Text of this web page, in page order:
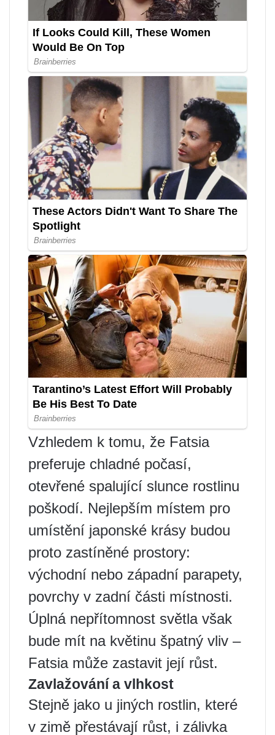
Vzhledem k tomu, že Fatsia
preferuje chladné počasí,
otevřené spalující slunce rostlinu
poškodí. Nejlepším místem pro
umístění japonské krásy budou
proto zastíněné prostory:
východní nebo západní parapety,
povrchy v zadní části místnosti.
Úplná nepřítomnost světla však
bude mít na květinu špatný vliv –
Fatsia může zastavit její růst.
Zavlažování a vlhkost
Stejně jako u jiných rostlin, které
v zimě přestávají růst, i zálivka